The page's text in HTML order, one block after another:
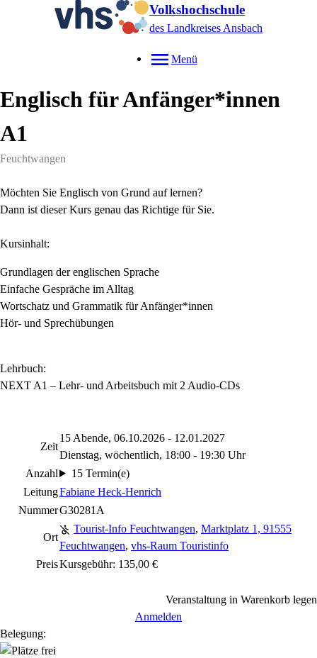
Volkshochschule
des Landkreises Ansbach
Menü
Englisch für Anfänger*innen
A1
Feuchtwangen
Möchten Sie Englisch von Grund auf lernen?
Dann ist dieser Kurs genau das Richtige für Sie.
Kursinhalt:
Grundlagen der englischen Sprache
Einfache Gespräche im Alltag
Wortschatz und Grammatik für Anfänger*innen
Hör- und Sprechübungen
Lehrbuch:
NEXT A1 – Lehr- und Arbeitsbuch mit 2 Audio-CDs
Zeit
15 Abende, 06.10.2026 - 12.01.2027
Dienstag, wöchentlich, 18:00 - 19:30 Uhr
Anzahl
15 Termin(e)
LeitungFabiane Heck-Henrich
NummerG30281A
Ort
Tourist-Info Feuchtwangen, Marktplatz 1, 91555
Feuchtwangen, vhs-Raum Touristinfo
PreisKursgebühr: 135,00 €
Veranstaltung in Warenkorb legen
Anmelden
Belegung: